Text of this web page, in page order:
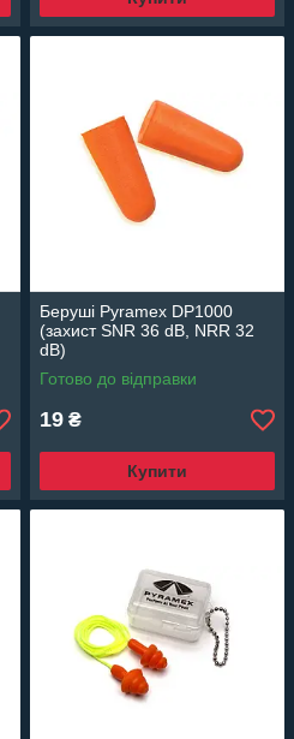
Беруші Pyramex DP1000
(захист SNR 36 dB, NRR 32
dB)
Готово до відправки
19 ₴
Купити